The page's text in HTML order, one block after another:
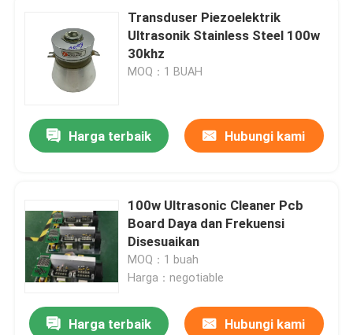
Transduser Piezoelektrik
Ultrasonik Stainless Steel 100w
30khz
MOQ：1 BUAH
Harga terbaik Hubungi kami
100w Ultrasonic Cleaner Pcb
Board Daya dan Frekuensi
Disesuaikan
MOQ：1 buah
Harga：negotiable
Harga terbaik Hubungi kami